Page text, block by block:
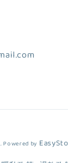
Powered by